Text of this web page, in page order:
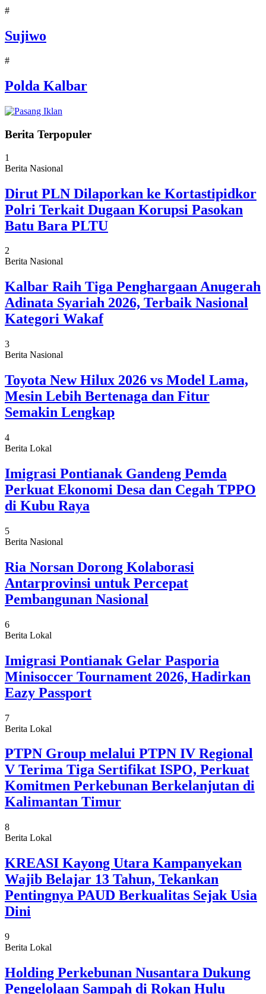
#
Sujiwo
#
Polda Kalbar
Berita Terpopuler
1
Berita Nasional
Dirut PLN Dilaporkan ke Kortastipidkor
Polri Terkait Dugaan Korupsi Pasokan
Batu Bara PLTU
2
Berita Nasional
Kalbar Raih Tiga Penghargaan Anugerah
Adinata Syariah 2026, Terbaik Nasional
Kategori Wakaf
3
Berita Nasional
Toyota New Hilux 2026 vs Model Lama,
Mesin Lebih Bertenaga dan Fitur
Semakin Lengkap
4
Berita Lokal
Imigrasi Pontianak Gandeng Pemda
Perkuat Ekonomi Desa dan Cegah TPPO
di Kubu Raya
5
Berita Nasional
Ria Norsan Dorong Kolaborasi
Antarprovinsi untuk Percepat
Pembangunan Nasional
6
Berita Lokal
Imigrasi Pontianak Gelar Pasporia
Minisoccer Tournament 2026, Hadirkan
Eazy Passport
7
Berita Lokal
PTPN Group melalui PTPN IV Regional
V Terima Tiga Sertifikat ISPO, Perkuat
Komitmen Perkebunan Berkelanjutan di
Kalimantan Timur
8
Berita Lokal
KREASI Kayong Utara Kampanyekan
Wajib Belajar 13 Tahun, Tekankan
Pentingnya PAUD Berkualitas Sejak Usia
Dini
9
Berita Lokal
Holding Perkebunan Nusantara Dukung
Pengelolaan Sampah di Rokan Hulu